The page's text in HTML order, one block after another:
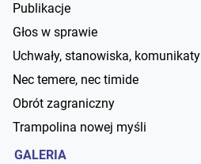
Publikacje
Głos w sprawie
Uchwały, stanowiska, komunikaty
Nec temere, nec timide
Obrót zagraniczny
Trampolina nowej myśli
GALERIA